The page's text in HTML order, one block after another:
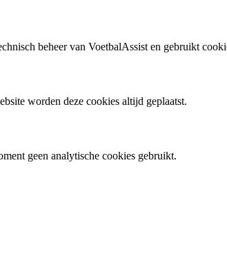
beheer van VoetbalAssist en gebruikt
worden deze cookies altijd geplaatst.
geen analytische cookies gebruikt.